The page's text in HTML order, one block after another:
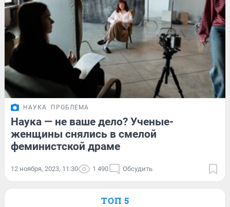
НАУКА ПРОБЛЕМА
Наука — не ваше дело? Ученые-
женщины снялись в смелой
феминистской драме
12 ноября, 2023, 11:30 1 490 Обсудить
ТОП 5